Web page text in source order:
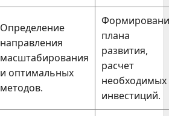
Определение
направления
масштабирования
и оптимальных
методов.
плана
развития,
расчет
необходимых
инвестиций.